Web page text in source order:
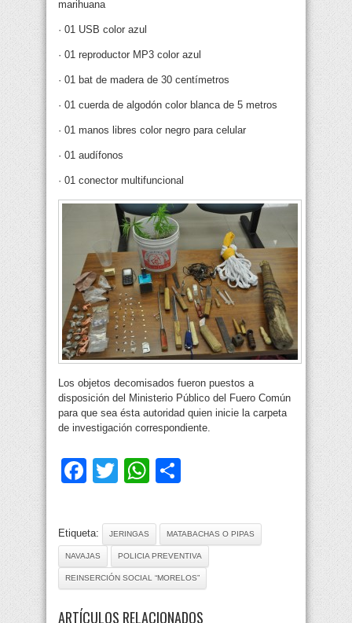
marihuana
· 01 USB color azul
· 01 reproductor MP3 color azul
· 01 bat de madera de 30 centímetros
· 01 cuerda de algodón color blanca de 5 metros
· 01 manos libres color negro para celular
· 01 audífonos
· 01 conector multifuncional
Los objetos decomisados fueron puestos a
disposición del Ministerio Público del Fuero Común
para que sea ésta autoridad quien inicie la carpeta
de investigación correspondiente.
Facebook
TwitterWhatsApp
Etiqueta: JERINGAS MATABACHAS O PIPAS
NAVAJAS POLICIA PREVENTIVA
REINSERCIÓN SOCIAL “MORELOS”
ARTÍCULOS RELACIONADOS